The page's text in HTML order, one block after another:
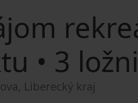
• 3
Liberecký kraj